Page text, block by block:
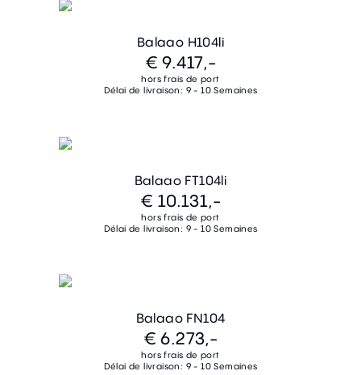
Balaao H104li
€ 9.417,-
hors frais de port
Délai de livraison: 9 - 10 Semaines
Balaao FT104li
€ 10.131,-
hors frais de port
Délai de livraison: 9 - 10 Semaines
Balaao FN104
€ 6.273,-
hors frais de port
Délai de livraison: 9 - 10 Semaines